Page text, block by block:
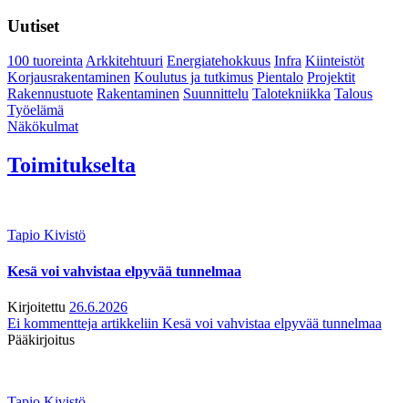
Uutiset
100 tuoreintaArkkitehtuuri Energiatehokkuus Infra Kiinteistöt
Korjausrakentaminen Koulutus ja tutkimus Pientalo Projektit
Rakennustuote Rakentaminen Suunnittelu Talotekniikka Talous
Työelämä
Näkökulmat
Toimitukselta
Tapio Kivistö
Kesä voi vahvistaa elpyvää tunnelmaa
Kirjoitettu 26.6.2026
Ei kommentteja artikkeliin Kesä voi vahvistaa elpyvää tunnelmaa
Pääkirjoitus